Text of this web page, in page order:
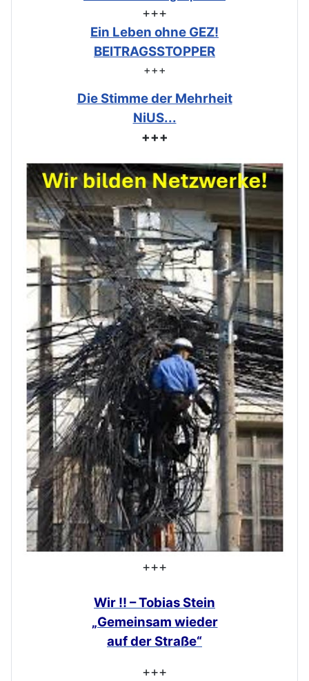
+++
Ein Leben ohne GEZ!
BEITRAGSSTOPPER
+++
Die Stimme der Mehrheit
NiUS...
+++
+++
Wir !! – Tobias Stein
„Gemeinsam wieder
auf der Straße“
+++